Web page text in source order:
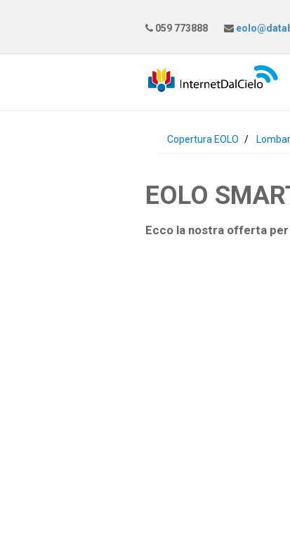
059 773888
Copertura EOLO
EOLO
Ecco la nostra offerta